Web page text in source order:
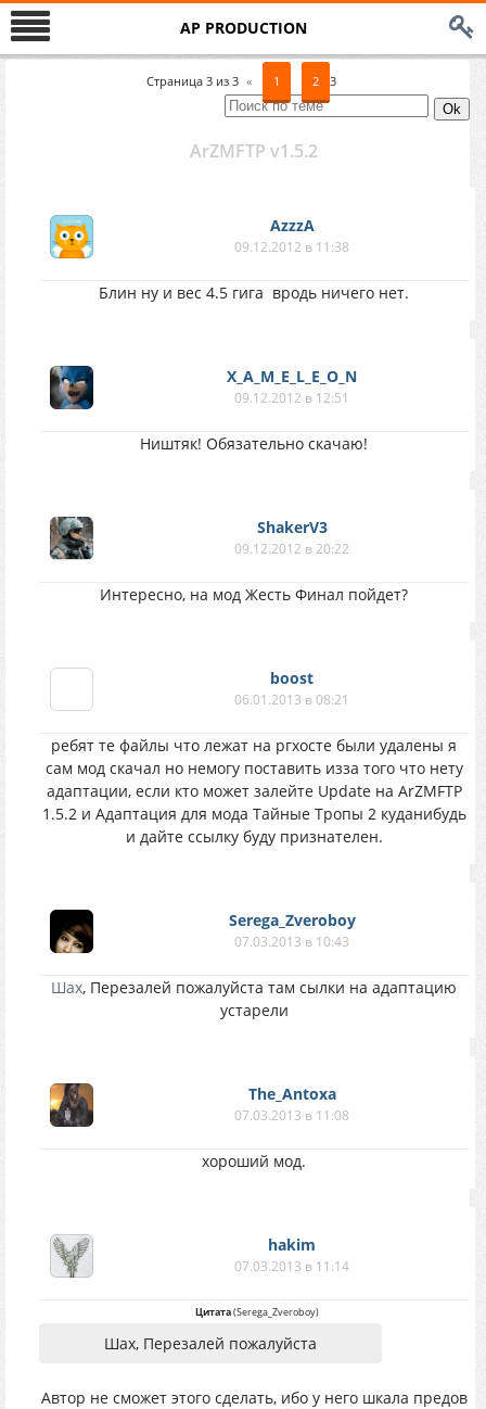
AP PRODUCTION
Страница 3 из 3 « 1 2 3
ArZMFTP v1.5.2
AzzzA
09.12.2012 в 11:38
Блин ну и вес 4.5 гига вродь ничего нет.
X_A_M_E_L_E_O_N
09.12.2012 в 12:51
Ништяк! Обязательно скачаю!
ShakerV3
09.12.2012 в 20:22
Интересно, на мод Жесть Финал пойдет?
boost
06.01.2013 в 08:21
ребят те файлы что лежат на ргхосте были удалены я
сам мод скачал но немогу поставить изза того что нету
адаптации, если кто может залейте Update на ArZMFTP
1.5.2 и Адаптация для мода Тайные Тропы 2 куданибудь
и дайте ссылку буду признателен.
Serega_Zveroboy
07.03.2013 в 10:43
Шах, Перезалей пожалуйста там сылки на адаптацию
устарели
The_Antoxa
07.03.2013 в 11:08
хороший мод.
hakim
07.03.2013 в 11:14
Цитата(Serega_Zveroboy)
Шах, Перезалей пожалуйста
Автор не сможет этого сделать, ибо у него шкала предов